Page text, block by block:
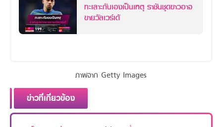
ทะเลาะกันเองเป็นเหตุ ราชันชุดขาวอาจ
ขายวัลเวร์เด้
ภาพจาก Getty Images
ข่าวที่เกี่ยวข้อง